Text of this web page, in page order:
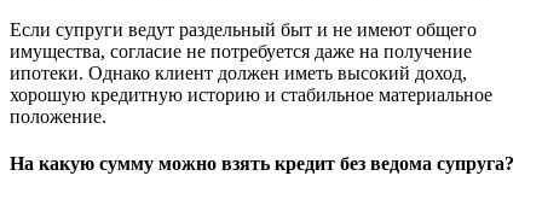
Если супруги ведут раздельный быт и не имеют общего
имущества, согласие не потребуется даже на получение
ипотеки. Однако клиент должен иметь высокий доход,
хорошую кредитную историю и стабильное материальное
положение.
На какую сумму можно взять кредит без ведома супруга?